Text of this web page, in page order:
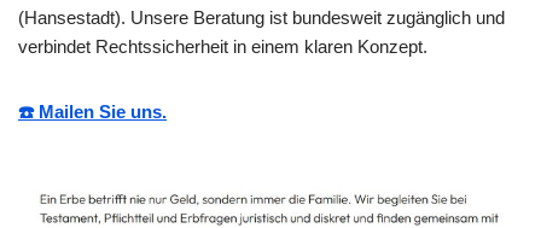
(Hansestadt). Unsere Beratung ist bundesweit zugänglich und
verbindet Rechtssicherheit in einem klaren Konzept.
☎️ Mailen Sie uns.